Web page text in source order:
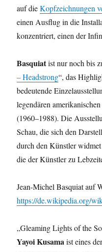
auf dieKopfzeichnungen
einen Ausflug in die
konzentriert, einen der
Basquiatist nur noch bis
– Headstrong“, das
bedeutende
legendären
(1960–1988). Die
Schau, die sich den
durch den Künstler
die der Künstler zu
Jean-Michel Basquiat auf
https://de.wikipedia.org/
„Gleaming Lights of the
Yayoi Kusama ist eines